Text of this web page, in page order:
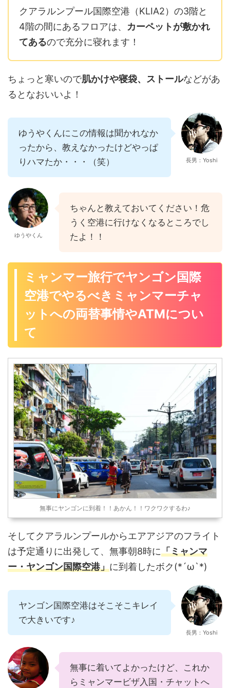
クアラルンプール国際空港（KLIA2）の3階と
4階の間にあるフロアは、 カーペットが敷かれ
てあるので充分に寝れます！
ちょっと寒いので肌かけや寝袋、ストールなどがあ
るとなおいいよ！
ゆうやくんにこの情報は聞かれなか
ったから、教えなかったけどやっぱ
りハマたか・・・（笑）
長男：Yoshi
ゆうやくん
ちゃんと教えておいてください！危
うく空港に行けなくなるところでし
たよ！！
ミャンマー旅行でヤンゴン国際
空港でやるべきミャンマーチャ
ットへの両替事情やATMについ
て
無事にヤンゴンに到着！！あかん！！ワクワクするわ♪
そしてクアラルンプールからエアアジアのフライト
は予定通りに出発して、無事朝8時に「ミャンマ
ー・ヤンゴン国際空港」に到着したボク(*´ω`*)
ヤンゴン国際空港はそこそこキレイ
で大きいです♪
長男：Yoshi
無事に着いてよかったけど、これか
らミャンマービザ入国・チャットへ